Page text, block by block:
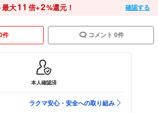
最大11 倍+2%還元！ 確認する
件 コメント 0件
本人確認済
ラクマ安心・安全への取り組み